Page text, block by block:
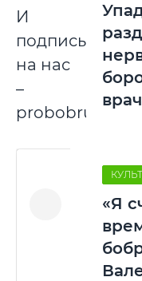
И
на нас
–
probobruisk.
«Я